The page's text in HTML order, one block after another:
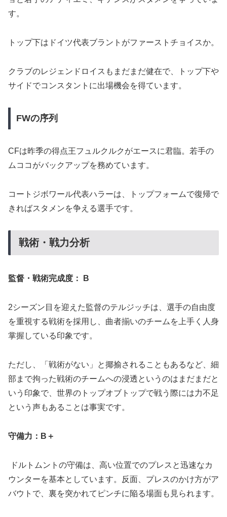
す。
トップ下はドイツ代表ブラントがファーストチョイスか。
クラブのレジェンドロイスもまだまだ健在で、トップ下や
サイドでコンスタントに出場機会を得ています。
FWの序列
CFは昨季の得点王フュルクルクがエースに君臨。若手の
ムココがバックアップを務めています。
コートジボワール代表ハラーは、トップフォームで復帰で
きればスタメンを争える選手です。
戦術・戦力分析
監督・戦術完成度： B
2シーズン目を迎えた監督のテルジッチは、選手の自由度
を重視する戦術を採用し、曲者揃いのチームを上手く人身
掌握している印象です。
ただし、「戦術がない」と揶揄されることもあるなど、細
部まで拘った戦術のチームへの浸透というのはまだまだと
いう印象で、世界のトップオブトップで戦う際には力不足
という声もあることは事実です。
守備力： B＋
ドルトムントの守備は、高い位置でのプレスと迅速なカ
ウンターを基本としています。反面、プレスのかけ方がア
バウトで、裏を突かれてピンチに陥る場面も見られます。